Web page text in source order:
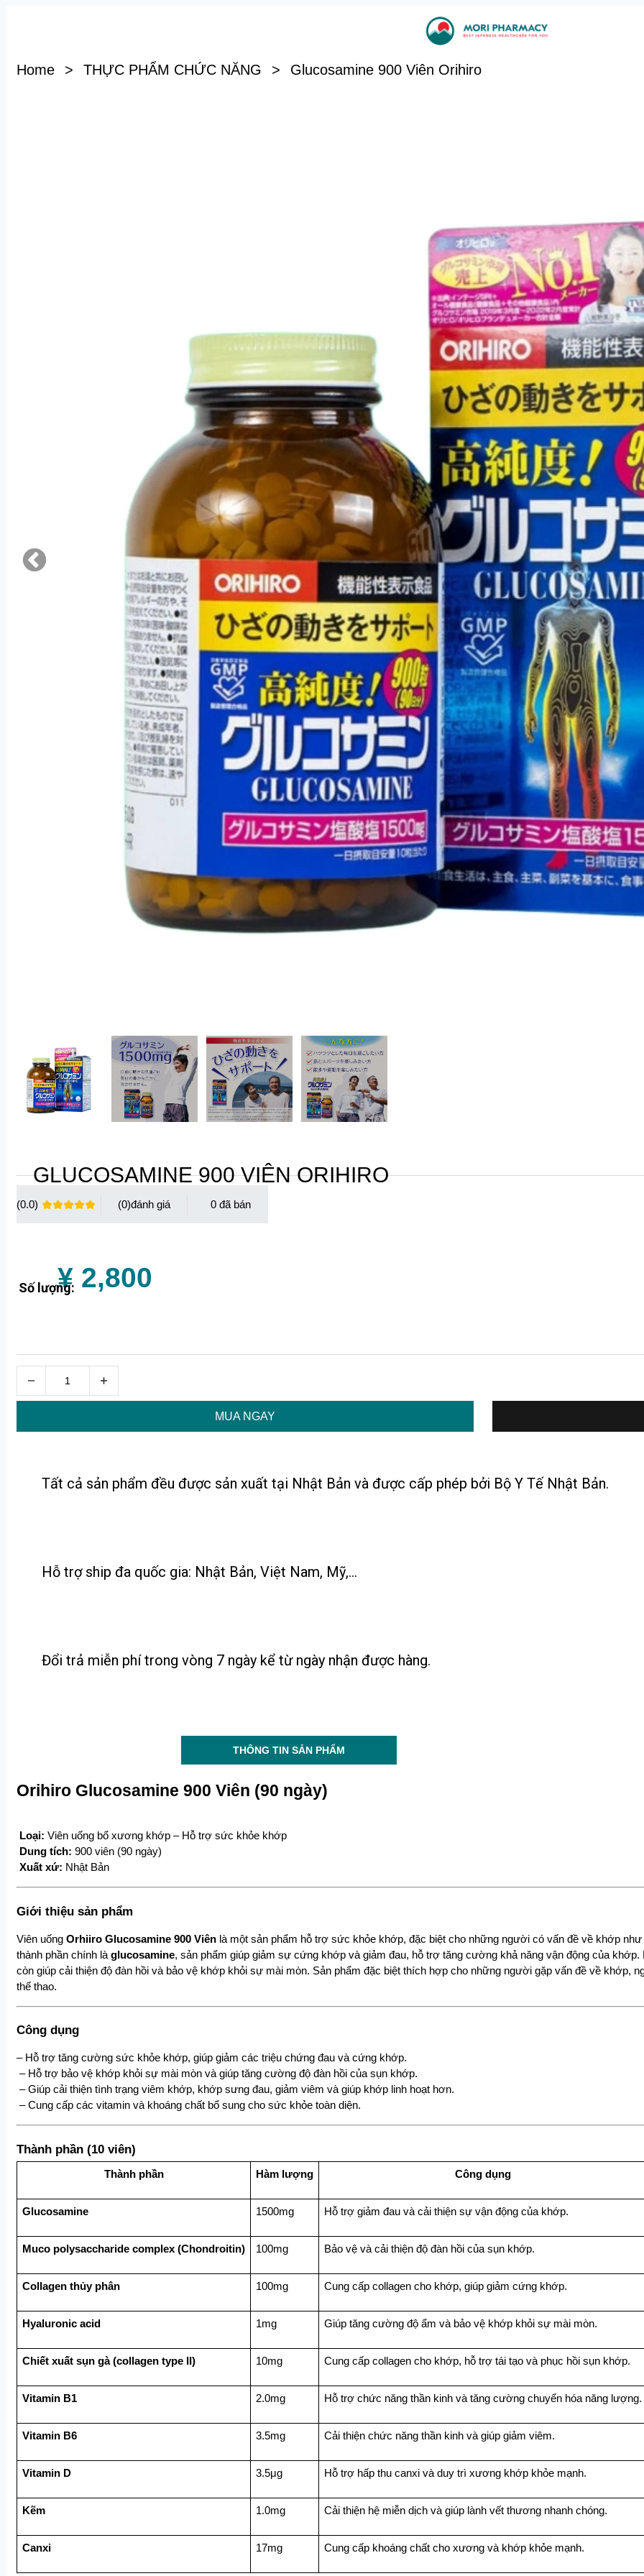
Home > THỰC PHẨM CHỨC NĂNG > Glucosamine 900 Viên Orihiro
THÔNG TIN SẢN PHẨM
MUA NGAY
Hỗ trợ ship đa quốc gia: Nhật Bản, Việt Nam, Mỹ,...
Đổi trả miễn phí trong vòng 7 ngày kể từ ngày nhận được hàng.
0
(0)
(0.0)
¥ 2,800
Tất cả sản phẩm đều được sản xuất tại Nhật Bản và được cấp phép bởi Bộ Y Tế Nhật Bản.
Orihiro Glucosamine 900 Viên (90 ngày)
Loại: Viên uống bổ xương khớp – Hỗ trợ sức khỏe khớp
Dung tích: 900 viên (90 ngày)
Xuất xứ: Nhật Bản
Giới thiệu sản phẩm
Viên uống Orhiiro Glucosamine 900 Viên là một sản phẩm hỗ trợ sức khỏe khớp, đặc biệt cho những người có vấn đề về khớp
thành phần chính là glucosamine, sản phẩm giúp giảm sự cứng khớp và giảm đau, hỗ trợ tăng cường khả năng vận động của khớp.
còn giúp cải thiện độ đàn hồi và bảo vệ khớp khỏi sự mài mòn. Sản phẩm đặc biệt thích hợp cho những người gặp vấn đề về khớp,
thể thao.
Công dụng
– Hỗ trợ tăng cường sức khỏe khớp, giúp giảm các triệu chứng đau và cứng khớp.
– Hỗ trợ bảo vệ khớp khỏi sự mài mòn và giúp tăng cường độ đàn hồi của sụn khớp.
– Giúp cải thiện tình trạng viêm khớp, khớp sưng đau, giảm viêm và giúp khớp linh hoạt hơn.
– Cung cấp các vitamin và khoáng chất bổ sung cho sức khỏe toàn diện.
Thành phần (10 viên)
Thành phần Hàm lượng Công dụng
Glucosamine 1500mg Hỗ trợ giảm đau và cải thiện sự vận động của khớp.
Muco polysaccharide complex (Chondroitin) 100mg Bảo vệ và cải thiện độ đàn hồi của sụn khớp.
Collagen thủy phân 100mg Cung cấp collagen cho khớp, giúp giảm cứng khớp.
Hyaluronic acid 1mg Giúp tăng cường độ ẩm và bảo vệ khớp khỏi sự mài mòn.
Chiết xuất sụn gà (collagen type II) 10mg Cung cấp collagen cho khớp, hỗ trợ tái tạo và phục hồi sụn khớp.
Vitamin B1 2.0mg Hỗ trợ chức năng thần kinh và tăng cường chuyển hóa năng lượng.
Vitamin B6 3.5mg Cải thiện chức năng thần kinh và giúp giảm viêm.
Vitamin D 3.5μg Hỗ trợ hấp thu canxi và duy trì xương khớp khỏe mạnh.
Kẽm 1.0mg Cải thiện hệ miễn dịch và giúp lành vết thương nhanh chóng.
Canxi 17mg Cung cấp khoáng chất cho xương và khớp khỏe mạnh.
GLUCOSAMINE 900 VIÊN ORIHIRO
Số lượng: